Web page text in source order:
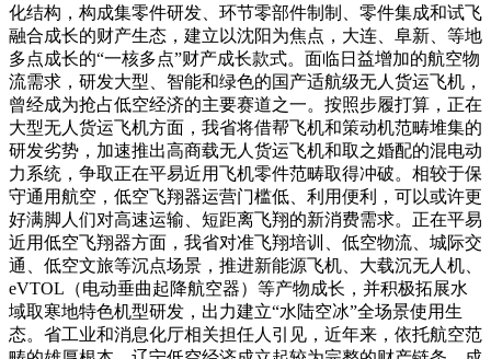
化结构，构成集零件研发、环节零部件制制、零件集成和试飞
融合成长的财产生态，建立以沈阳为焦点，大连、阜新、等地
多点成长的“一核多点”财产成长款式。面临日益增加的航空物
流需求，研发大型、智能和绿色的国产适航级无人货运飞机，
曾经成为抢占低空经济的主要赛道之一。按照步履打算，正在
大型无人货运飞机方面，我省将借帮飞机和策动机范畴堆集的
研发劣势，加速推出高商载无人货运飞机和取之婚配的混电动
力系统，争取正在平易近用飞机零件范畴取得冲破。相较于保
守通用航空，低空飞翔器运营门槛低、利用便利，可以或许更
好满脚人们对高速运输、短距离飞翔的新消费需求。正在平易
近用低空飞翔器方面，我省对准飞翔培训、低空物流、城际交
通、低空文旅等沉点场景，推进新能源飞机、大载沉无人机、
eVTOL（电动垂曲起降航空器）等产物成长，并积极拓展水
域取寒地特色机型研发，出力建立“水陆空冰”全场景使用生
态。省工业和消息化厅相关担任人引见，近年来，依托航空范